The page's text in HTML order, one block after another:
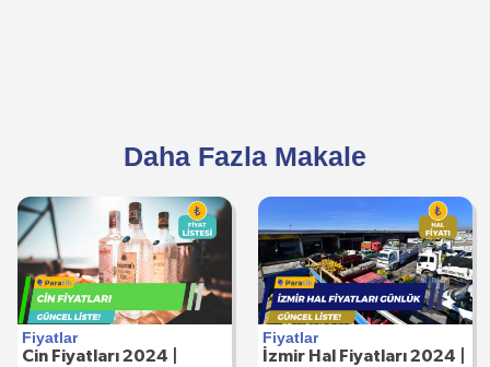
Daha Fazla Makale
Fiyatlar
Cin Fiyatları 2024 |
Fiyatlar
İzmir Hal Fiyatları 2024 |